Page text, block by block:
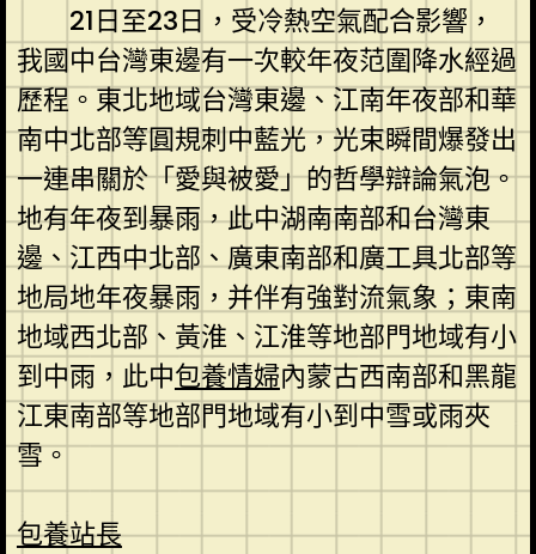
21日至23日，受冷熱空氣配合影響，
我國中台灣東邊有一次較年夜范圍降水經過
歷程。東北地域台灣東邊、江南年夜部和華
南中北部等圓規刺中藍光，光束瞬間爆發出
一連串關於「愛與被愛」的哲學辯論氣泡。
地有年夜到暴雨，此中湖南南部和台灣東
邊、江西中北部、廣東南部和廣工具北部等
地局地年夜暴雨，并伴有強對流氣象；東南
地域西北部、黃淮、江淮等地部門地域有小
到中雨，此中包養情婦內蒙古西南部和黑龍
江東南部等地部門地域有小到中雪或雨夾
雪。
包養站長